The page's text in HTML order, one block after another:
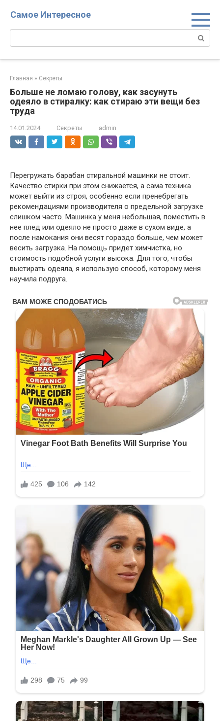
Самое Интересное
Поиск:
Главная » Секреты
Больше не ломаю голову, как засунуть
одеяло в стиралку: как стираю эти вещи без
труда
14.01.2024 Секреты admin
Перегружать барабан стиральной машинки не стоит.
Качество стирки при этом снижается, а сама техника
может выйти из строя, особенно если пренебрегать
рекомендациями производителя о предельной загрузке
слишком часто. Машинка у меня небольшая, поместить в
нее плед или одеяло не просто даже в сухом виде, а
после намокания они весят гораздо больше, чем может
весить загрузка. На помощь придет химчистка, но
стоимость подобной услуги высока. Для того, чтобы
выстирать одеяла, я использую способ, которому меня
научила подруга.